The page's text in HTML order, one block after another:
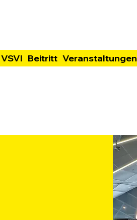
Beitritt Veranstaltungen